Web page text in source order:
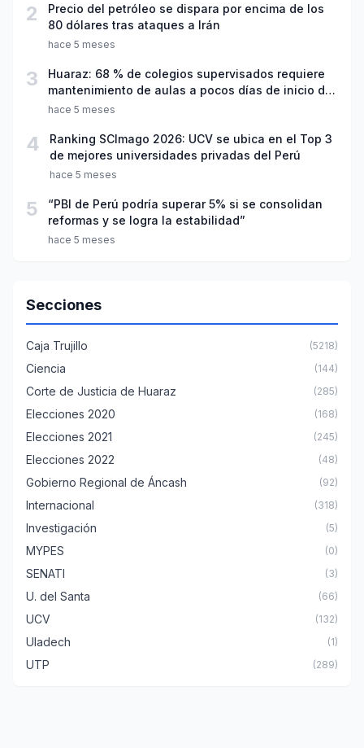
2
Precio del petróleo se dispara por encima de los
80 dólares tras ataques a Irán
hace 5 meses
3
Huaraz: 68 % de colegios supervisados requiere
mantenimiento de aulas a pocos días de inicio del
año escolar 2026
hace 5 meses
4
Ranking SCImago 2026: UCV se ubica en el Top 3
de mejores universidades privadas del Perú
hace 5 meses
5
“PBI de Perú podría superar 5% si se consolidan
reformas y se logra la estabilidad”
hace 5 meses
Secciones
Caja Trujillo (5218)
Ciencia (144)
Corte de Justicia de Huaraz (285)
Elecciones 2020 (168)
Elecciones 2021 (245)
Elecciones 2022 (48)
Gobierno Regional de Áncash (92)
Internacional (318)
Investigación (5)
MYPES (0)
SENATI (3)
U. del Santa (66)
UCV (132)
Uladech (1)
UTP (289)